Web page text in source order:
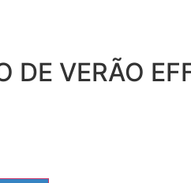
DE VERÃO